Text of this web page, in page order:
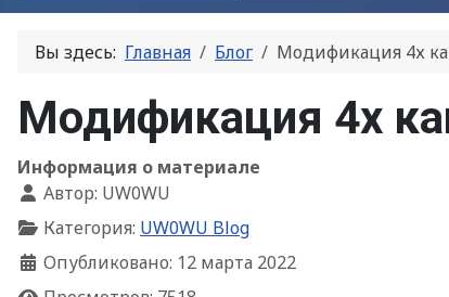
Вы здесь: Главная Блог Модификация 4х
Модификация 4х
Информация о материале
Автор: UW0WU
Категория: UW0WU Blog
Опубликовано: 12 марта 2022